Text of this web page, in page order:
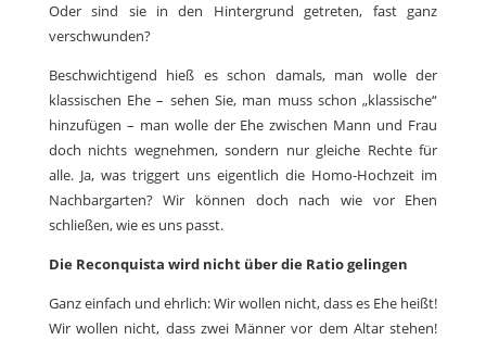
Oder sind sie in den Hintergrund getreten, fast ganz
verschwunden?
Beschwichtigend hieß es schon damals, man wolle der
klassischen Ehe – sehen Sie, man muss schon „klassische“
hinzufügen – man wolle der Ehe zwischen Mann und Frau
doch nichts wegnehmen, sondern nur gleiche Rechte für
alle. Ja, was triggert uns eigentlich die Homo-Hochzeit im
Nachbargarten? Wir können doch nach wie vor Ehen
schließen, wie es uns passt.
Die Reconquista wird nicht über die Ratio gelingen
Ganz einfach und ehrlich: Wir wollen nicht, dass es Ehe heißt!
Wir wollen nicht, dass zwei Männer vor dem Altar stehen!